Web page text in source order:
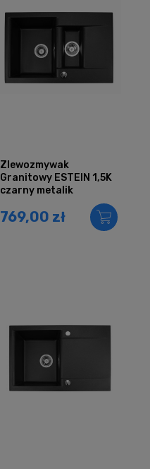
Zlewozmywak
Granitowy ESTEIN 1,5K
czarny metalik
769,00 zł